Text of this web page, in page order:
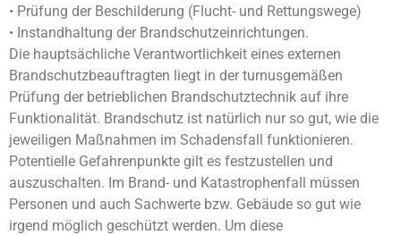
• Prüfung der Beschilderung (Flucht- und Rettungswege)
• Instandhaltung der Brandschutzeinrichtungen.
Die hauptsächliche Verantwortlichkeit eines externen
Brandschutzbeauftragten liegt in der turnusgemäßen
Prüfung der betrieblichen Brandschutztechnik auf ihre
Funktionalität. Brandschutz ist natürlich nur so gut, wie die
jeweiligen Maßnahmen im Schadensfall funktionieren.
Potentielle Gefahrenpunkte gilt es festzustellen und
auszuschalten. Im Brand- und Katastrophenfall müssen
Personen und auch Sachwerte bzw. Gebäude so gut wie
irgend möglich geschützt werden. Um diese